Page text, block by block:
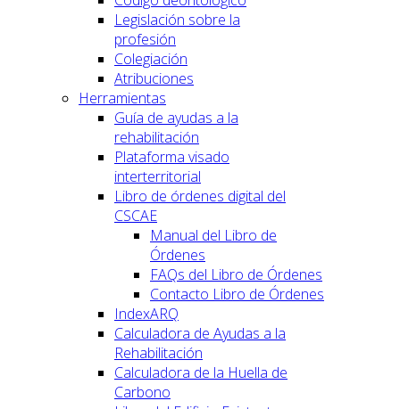
Legislación sobre la
profesión
Colegiación
Atribuciones
Herramientas
Guía de ayudas a la
rehabilitación
Plataforma visado
interterritorial
Libro de órdenes digital del
CSCAE
Manual del Libro de
Órdenes
FAQs del Libro de Órdenes
Contacto Libro de Órdenes
IndexARQ
Calculadora de Ayudas a la
Rehabilitación
Calculadora de la Huella de
Carbono